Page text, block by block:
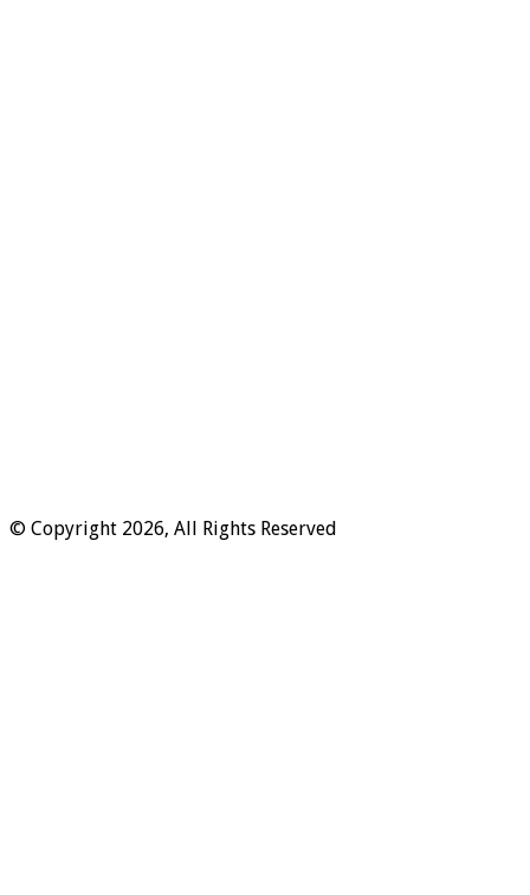
© Copyright 2026, All Rights Reserved